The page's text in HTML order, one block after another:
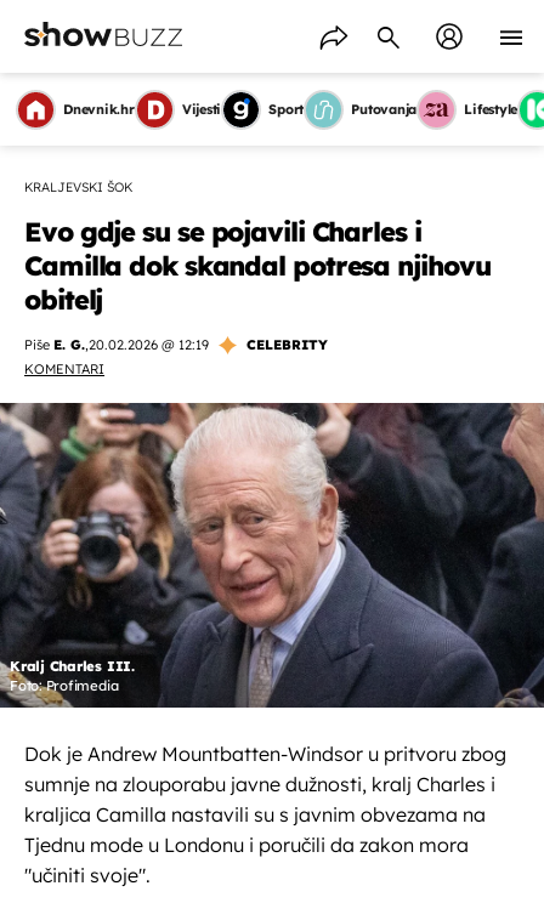
Dnevnik.hr Vijesti Sport Putovanja Lifestyle
KRALJEVSKI ŠOK
Evo gdje su se pojavili Charles i
Camilla dok skandal potresa njihovu
obitelj
Piše E. G.,20.02.2026 @ 12:19
CELEBRITY
KOMENTARI
Kralj Charles III.
Foto: Profimedia
Dok je Andrew Mountbatten-Windsor u pritvoru zbog
sumnje na zlouporabu javne dužnosti, kralj Charles i
kraljica Camilla nastavili su s javnim obvezama na
Tjednu mode u Londonu i poručili da zakon mora
"učiniti svoje".
OMOGUĆI OBAVIJESTI